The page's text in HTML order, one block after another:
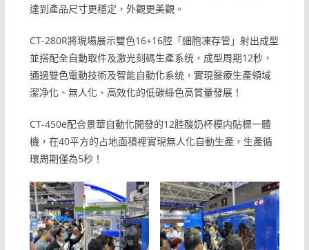
達到產品尺寸更穩定，外觀更美觀。
CT-280R將現場展示雙色16+16腔「細胞凍存管」射出成型
並搭配全自動取件及激光刻碼生產系统，成型周期12秒，
通過雙色電動技術及智能自動化系统，實現醫療生產領域
潔净化、無人化、高效化的低碳綠色高質量發展！
CT-450e配合景華自動化開發的12腔酸奶杯模内貼標一體
機，在40平方的占地面積裡實現無人化自動生產，生產循
環周期僅為5秒！